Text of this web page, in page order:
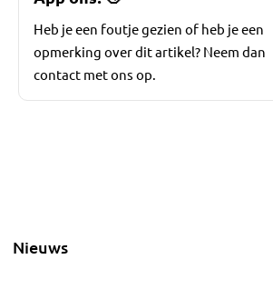
Heb je een foutje gezien of heb je een
opmerking over dit artikel? Neem dan
contact met ons op.
Nieuws